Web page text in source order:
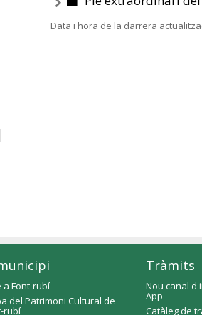
Data i hora de la darrera
a Font-rubí
del Patrimoni Cultural de
rubí
Tràmits
Nou canal
App
Catàleg de